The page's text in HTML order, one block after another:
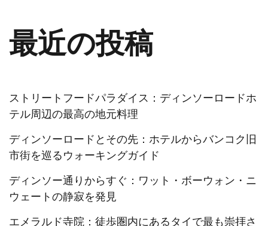
最近の投稿
ストリートフードパラダイス：ディンソーロードホ
テル周辺の最高の地元料理
ディンソーロードとその先：ホテルからバンコク旧
市街を巡るウォーキングガイド
ディンソー通りからすぐ：ワット・ボーウォン・ニ
ウェートの静寂を発見
エメラルド寺院：徒歩圏内にあるタイで最も崇拝さ